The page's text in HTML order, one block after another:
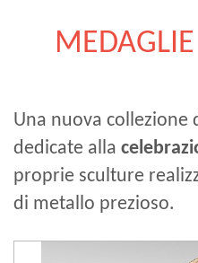
MEDAGLIE
Una nuova collezione
dedicate alla
proprie sculture
di metallo prezioso.